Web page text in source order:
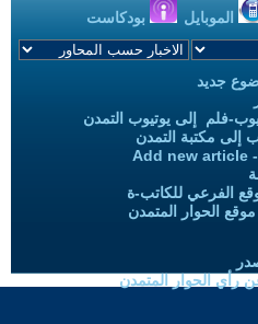
الموبايل بودكاست
جديد
فلم إلى يوتيوب التمدن
إلى مكتبة التمدن
Add new article
الفرعي للكاتب-ة
الحوار المتمدن
رأي الحوار المتمدن